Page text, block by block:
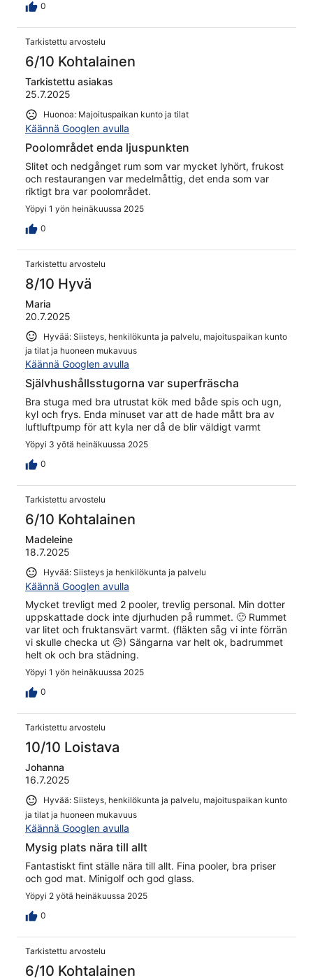
0
Tarkistettu arvostelu
6/10 Kohtalainen
Tarkistettu asiakas
25.7.2025
Huonoa: Majoituspaikan kunto ja tilat
Käännä Googlen avulla
Poolområdet enda ljuspunkten
Slitet och nedgånget rum som var mycket lyhört, frukost
och restaurangen var medelmåttig, det enda som var
riktigt bra var poolområdet.
Yöpyi 1 yön heinäkuussa 2025
0
Tarkistettu arvostelu
8/10 Hyvä
Maria
20.7.2025
Hyvää: Siisteys, henkilökunta ja palvelu, majoituspaikan kunto
ja tilat ja huoneen mukavuus
Käännä Googlen avulla
Självhushållsstugorna var superfräscha
Bra stuga med bra utrustat kök med både spis och ugn,
kyl och frys. Enda minuset var att de hade mått bra av
luftluftpump för att kyla ner då de blir väldigt varmt
Yöpyi 3 yötä heinäkuussa 2025
0
Tarkistettu arvostelu
6/10 Kohtalainen
Madeleine
18.7.2025
Hyvää: Siisteys ja henkilökunta ja palvelu
Käännä Googlen avulla
Mycket trevligt med 2 pooler, trevlig personal. Min dotter
uppskattade dock inte djurhuden på rummet. 🙂 Rummet
var litet och fruktansvärt varmt. (fläkten såg vi inte förrän
vi skulle checka ut 😥) Sängarna var helt ok, badrummet
helt ok och bra städning.
Yöpyi 1 yön heinäkuussa 2025
0
Tarkistettu arvostelu
10/10 Loistava
Johanna
16.7.2025
Hyvää: Siisteys, henkilökunta ja palvelu, majoituspaikan kunto
ja tilat ja huoneen mukavuus
Käännä Googlen avulla
Mysig plats nära till allt
Fantastiskt fint ställe nära till allt. Fina pooler, bra priser
och god mat. Minigolf och god glass.
Yöpyi 2 yötä heinäkuussa 2025
0
Tarkistettu arvostelu
6/10 Kohtalainen